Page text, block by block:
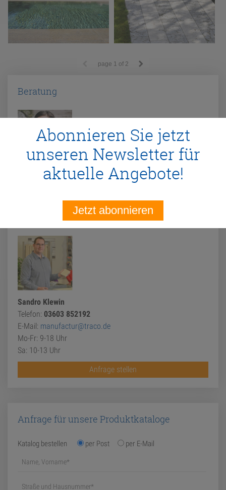
Abonnieren Sie jetzt
unseren Newsletter für
aktuelle Angebote!
Jetzt abonnieren
page 1 of 2
Beratung
Kristina Klösser
manufactur@traco.de
Sandro Klewin
Telefon: 03603 852192
E-Mail: manufactur@traco.de
Mo-Fr: 9-18 Uhr
Sa: 10-13 Uhr
Anfrage stellen
Anfrage für unsere Produktkataloge
Katalog bestellen per Post per E-Mail